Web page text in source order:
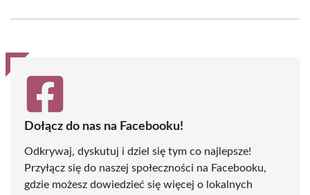
(Twitter)
Dołącz do nas na Facebooku!
Odkrywaj, dyskutuj i dziel się tym co najlepsze!
Przyłącz się do naszej społeczności na Facebooku,
gdzie możesz dowiedzieć się więcej o lokalnych